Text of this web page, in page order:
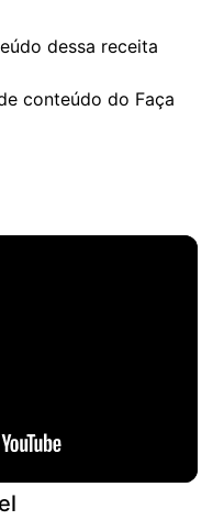
dessa receita
conteúdo do Faça